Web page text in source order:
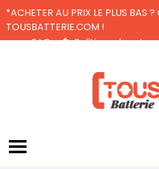
*ACHETER AU PRIX LE PLUS BAS ?
TOUSBATTERIE.COM !
FAQ
Politique de retour